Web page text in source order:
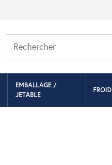
EMBALLAGE /
JETABLE
FROID